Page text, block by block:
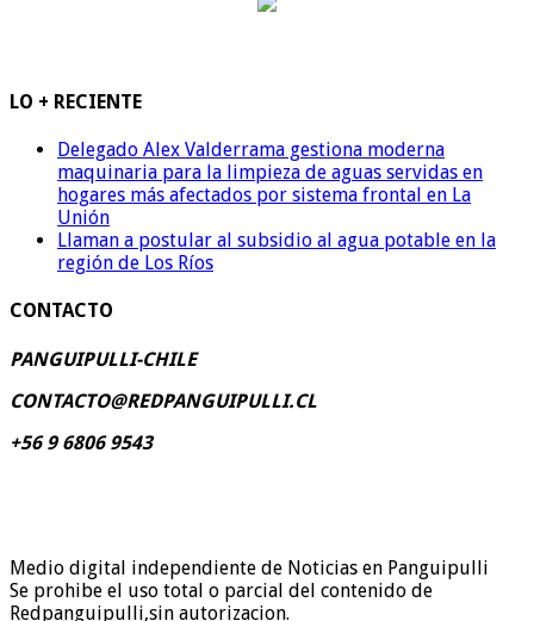
LO + RECIENTE
Delegado Alex Valderrama gestiona moderna
maquinaria para la limpieza de aguas servidas en
hogares más afectados por sistema frontal en La
Unión
Llaman a postular al subsidio al agua potable en la
región de Los Ríos
CONTACTO
PANGUIPULLI-CHILE
CONTACTO@REDPANGUIPULLI.CL
+56 9 6806 9543
Medio digital independiente de Noticias en Panguipulli
Se prohibe el uso total o parcial del contenido de
Redpanguipulli,sin autorizacion.